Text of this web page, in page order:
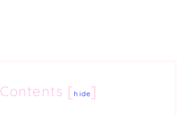
Contents [ hide]